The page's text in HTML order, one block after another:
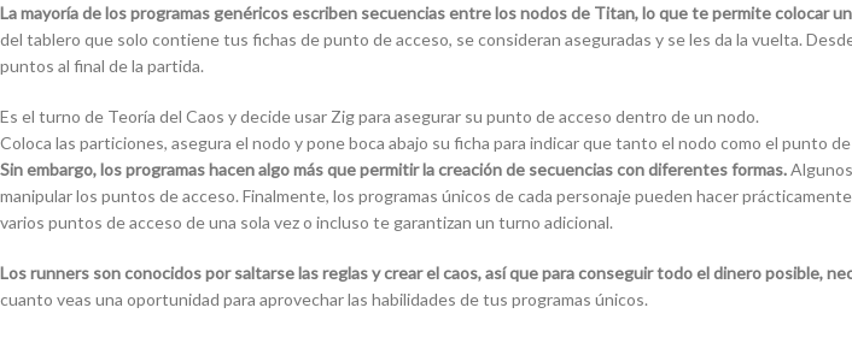
La mayoría de los programas genéricos escriben secuencias entre los nodos de Titan, lo que te permite colocar
del tablero que solo contiene tus fichas de punto de acceso, se consideran aseguradas y se les da la vuelta.
puntos al final de la partida.
Es el turno de Teoría del Caos y decide usar Zig para asegurar su punto de acceso dentro de un nodo.
Coloca las particiones, asegura el nodo y pone boca abajo su ficha para indicar que tanto el nodo como el punto
Sin embargo, los programas hacen algo más que permitir la creación de secuencias con diferentes formas.
manipular los puntos de acceso. Finalmente, los programas únicos de cada personaje pueden hacer
varios puntos de acceso de una sola vez o incluso te garantizan un turno adicional.
Los runners son conocidos por saltarse las reglas y crear el caos, así que para conseguir todo el dinero posible,
cuanto veas una oportunidad para aprovechar las habilidades de tus programas únicos.